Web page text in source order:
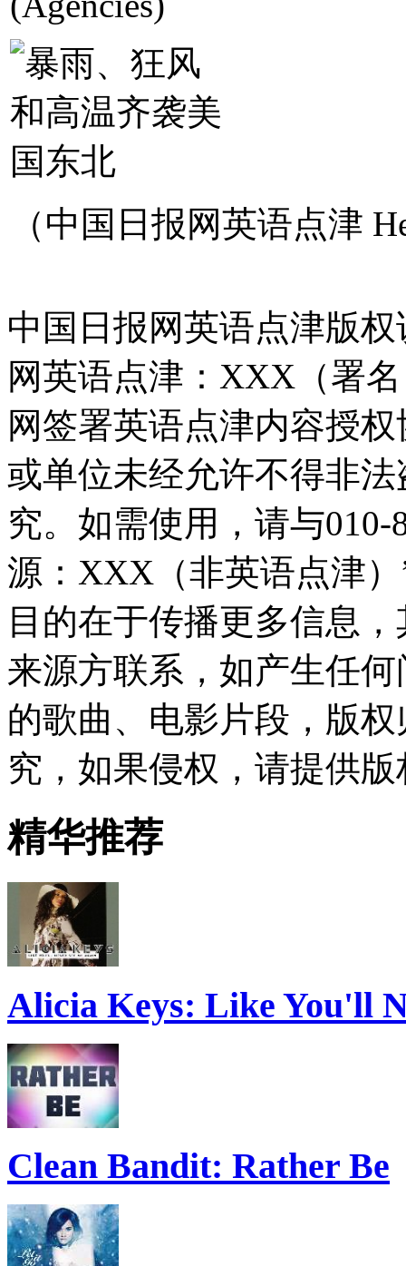
（中国日报网英语点津
中国日报网英语点津版
网英语点津：XXX（署
网签署英语点津内容授
或单位未经允许不得非
究。如需使用，请与010-
源：XXX（非英语点津
目的在于传播更多信息
来源方联系，如产生任
的歌曲、电影片段，版
究，如果侵权，请提供
精华推荐
Alicia Keys: Like You'll
Clean Bandit: Rather Be